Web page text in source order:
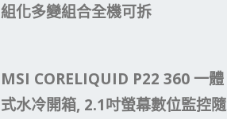
組化多變組合全機可拆
MSI CORELIQUID P22 360 一體
式水冷開箱, 2.1吋螢幕數位監控隨